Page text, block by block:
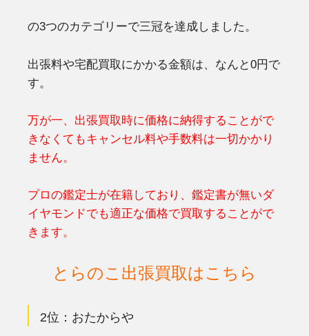
の3つのカテゴリーで三冠を達成しました。
出張料や宅配買取にかかる金額は、なんと0円で
す。
万が一、出張買取時に価格に納得することがで
きなくてもキャンセル料や手数料は一切かかり
ません。
プロの鑑定士が在籍しており、鑑定書が無いダ
イヤモンドでも適正な価格で買取することがで
きます。
とらのこ出張買取はこちら
2位：おたからや